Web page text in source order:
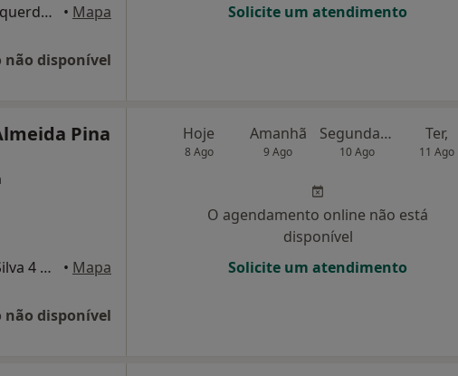
Avenida 5 de Outubro, 122, 3º esquerdo, Lisboa • Mapa
não disponível
Solicite um atendimento
Pina
Avenida Maria Helena Vieira da Silva 4 C, Lisboa • Mapa
não disponível
Hoje
8 Ago
Amanhã
9 Ago
Segunda-feira
10 Ago
Ter,
11 Ago
O agendamento online não está
disponível
Solicite um atendimento